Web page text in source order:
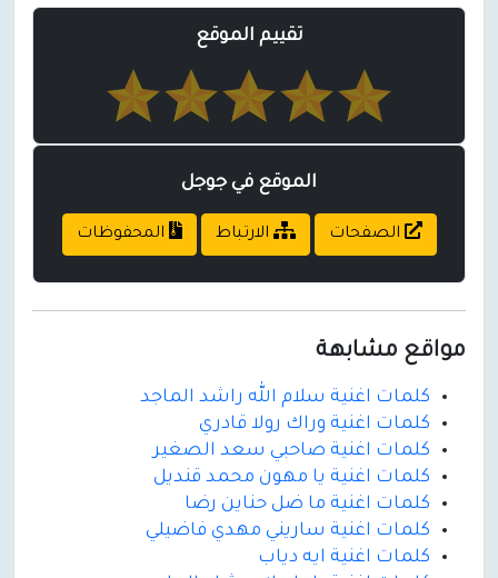
تقييم الموقع
الموقع في جوجل
الصفحات الارتباط المحفوظات
مواقع مشابهة
كلمات اغنية سلام الله راشد الماجد
كلمات اغنية وراك رولا قادري
كلمات اغنية صاحبي سعد الصغير
كلمات اغنية يا مهون محمد قنديل
كلمات اغنية ما ضل حناين رضا
كلمات اغنية ساريني مهدي فاضيلي
كلمات اغنية ايه دياب